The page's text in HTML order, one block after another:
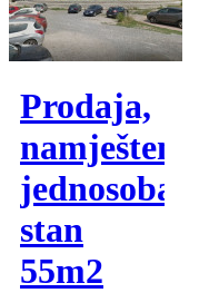
Prodaja,
namješten
jednosoban
stan
55m2